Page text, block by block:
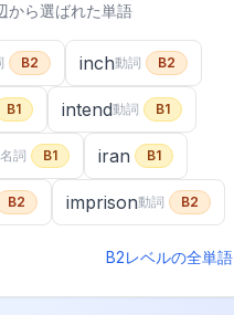
から選ばれた単語
B2 inch動詞 B2
B1 intend動詞 B1
名詞 B1 iran B1
B2 imprison動詞 B2
B2レベルの全単